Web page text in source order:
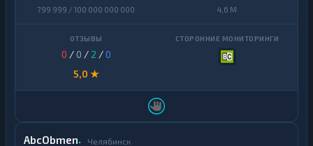
799 999 / 100 000 000 000 4,6 M
0 / 0 / 2 /0
5,0 ★
AbcObmen Челябинск